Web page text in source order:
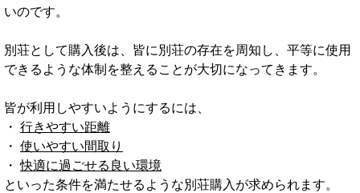
いのです。
別荘として購入後は、皆に別荘の存在を周知し、平等に使用
できるような体制を整えることが大切になってきます。
皆が利用しやすいようにするには、
・ 行きやすい距離
・ 使いやすい間取り
・快適に過ごせる良い環境
といった条件を満たせるような別荘購入が求められます。